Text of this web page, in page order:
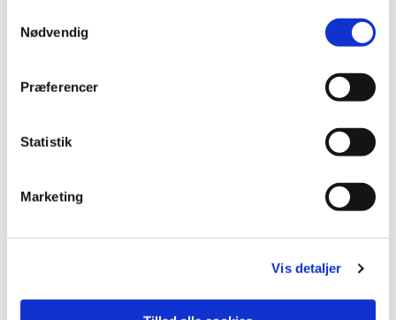
Nødvendig
Præferencer
Statistik
Marketing
Vis detaljer
dette kort.